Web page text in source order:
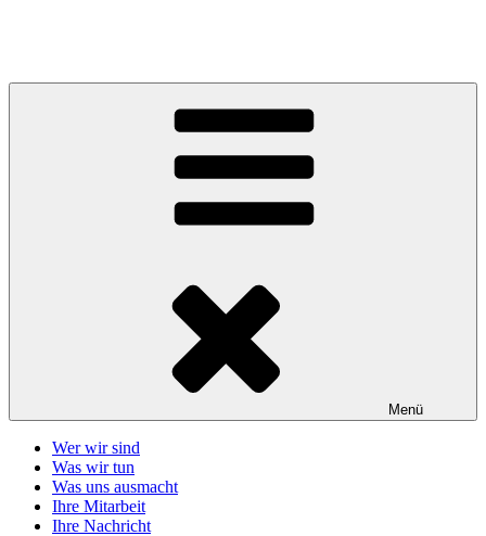
Menü
Wer wir sind
Was wir tun
Was uns ausmacht
Ihre Mitarbeit
Ihre Nachricht